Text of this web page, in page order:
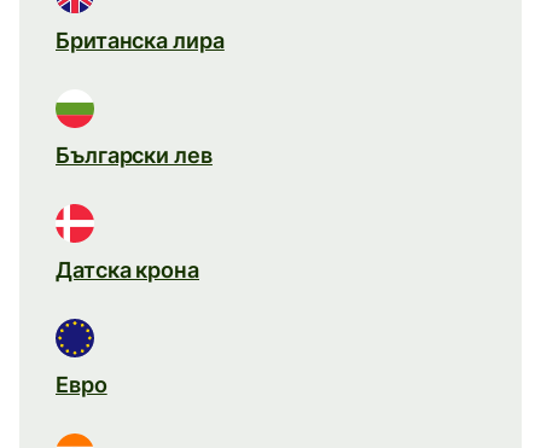
Британска лира
Български лев
Датска крона
Евро